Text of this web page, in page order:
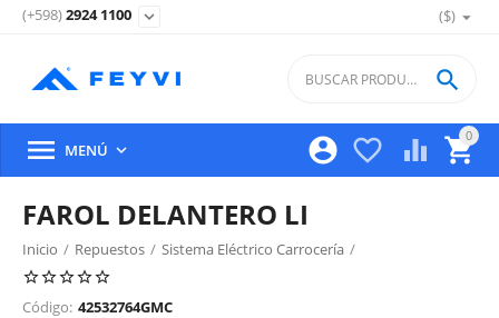
($)
(+598)2924 1100 expand_more
0

 


 MENÚ 
FAROL DELANTERO LI
Inicio / Repuestos / Sistema Eléctrico Carrocería /
Iluminacion Exterior Delantera
Código: 42532764GMC